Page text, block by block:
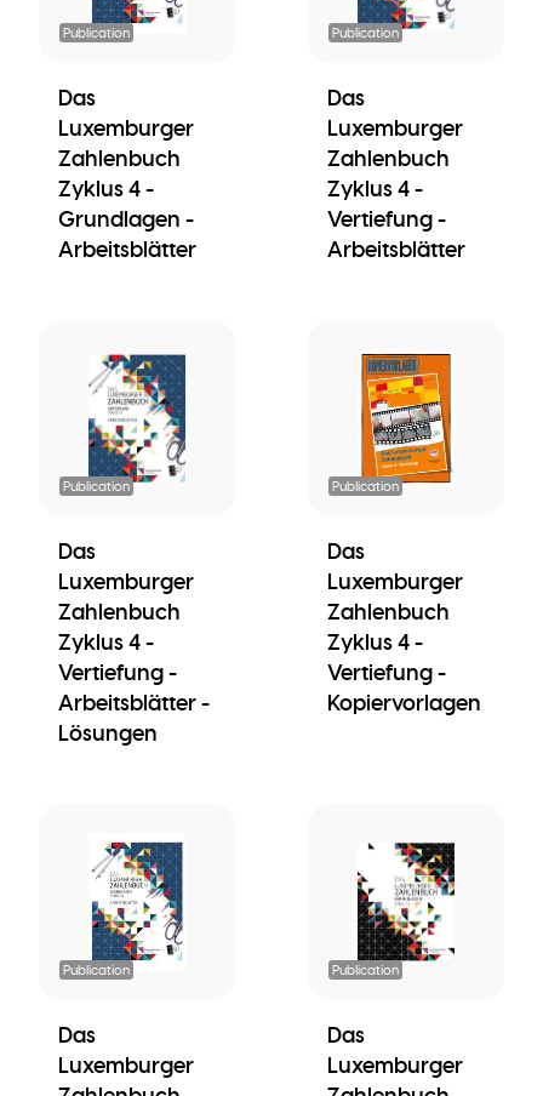
Publication
Das
Luxemburger
Zahlenbuch
Zyklus 4 -
Grundlagen -
Arbeitsblätter
Publication
Das
Luxemburger
Zahlenbuch
Zyklus 4 -
Vertiefung -
Arbeitsblätter
Publication
Das
Luxemburger
Zahlenbuch
Zyklus 4 -
Vertiefung -
Arbeitsblätter -
Lösungen
Publication
Das
Luxemburger
Zahlenbuch
Zyklus 4 -
Vertiefung -
Kopiervorlagen
Publication
Das
Luxemburger
Publication
Das
Luxemburger